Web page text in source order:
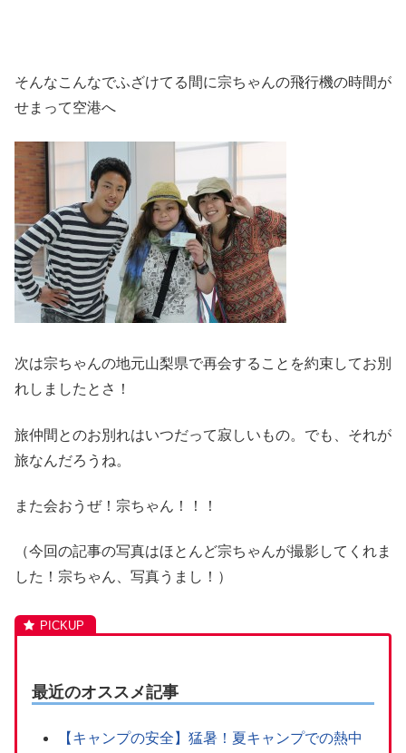
そんなこんなでふざけてる間に宗ちゃんの飛行機の時間が
せまって空港へ
次は宗ちゃんの地元山梨県で再会することを約束してお別
れしましたとさ！
旅仲間とのお別れはいつだって寂しいもの。でも、それが
旅なんだろうね。
また会おうぜ！宗ちゃん！！！
（今回の記事の写真はほとんど宗ちゃんが撮影してくれま
した！宗ちゃん、写真うまし！）
最近のオススメ記事
【キャンプの安全】猛暑！夏キャンプでの熱中